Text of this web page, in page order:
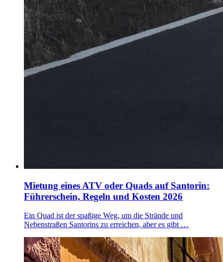
Mietung eines ATV oder Quads auf Santorin:
Führerschein, Regeln und Kosten 2026
Ein Quad ist der spaßige Weg, um die Strände und
Nebenstraßen Santorins zu erreichen, aber es gibt …